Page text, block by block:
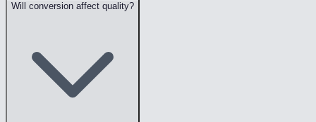
Will conversion affect quality?